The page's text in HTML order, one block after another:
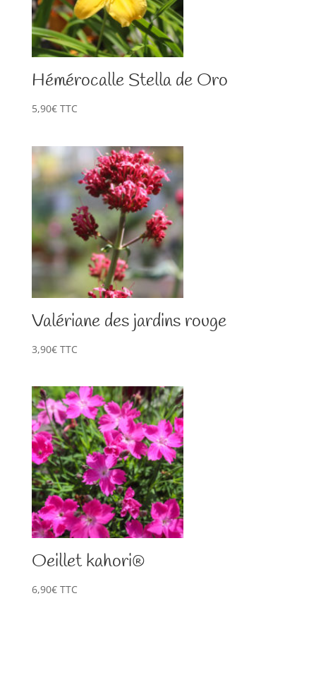
Hémérocalle Stella de Oro
5,90€ TTC
Valériane des jardins rouge
3,90€ TTC
Oeillet kahori®
6,90€ TTC